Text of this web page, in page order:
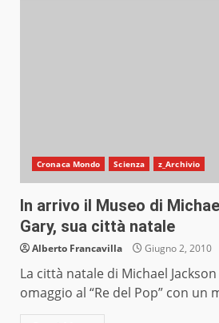
Cronaca Mondo Scienza z_Archivio
In arrivo il Museo di
Gary, sua città natale
Alberto Francavilla Giugno 2, 2010
La città natale di Michael
omaggio al “Re del Pop” con un